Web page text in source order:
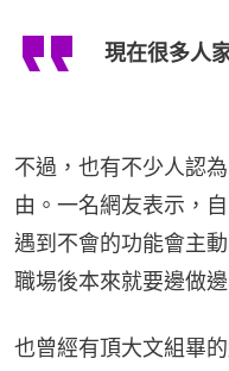
現在很多人
不過，也有不少人認
由。一名網友表示，
遇到不會的功能會主
職場後本來就要邊做邊
也曾經有頂大文組畢